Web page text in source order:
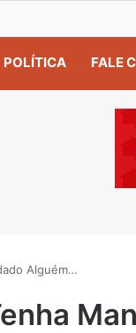
POLÍTICA FALE
Alguém…